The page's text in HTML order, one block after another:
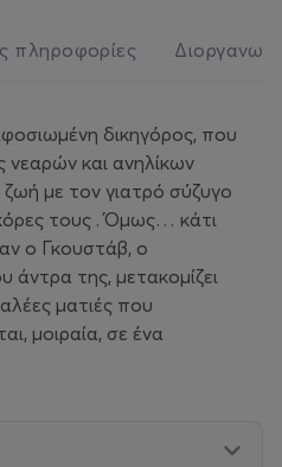
πληροφορίες
δικηγόρος, που
νεαρών και ανηλίκων
με τον γιατρό σύζυγο
κόρες τους . Όμως… κάτι
ο Γκουστάβ, ο
άντρα της, μετακομίζει
ματιές που
μοιραία, σε ένα